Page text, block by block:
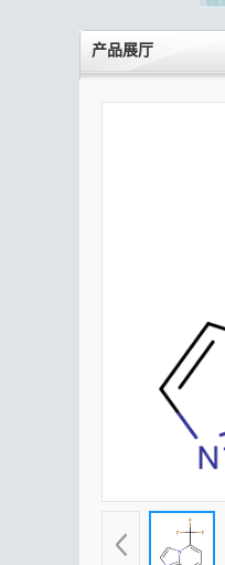
产品展厅